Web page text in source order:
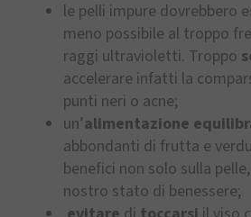
le pelli impure dovrebbero
meno possibile al troppo
raggi ultravioletti. Troppo
accelerare infatti la
punti neri o acne;
un’alimentazione
abbondanti di frutta e
benefici non solo sulla
nostro stato di benessere;